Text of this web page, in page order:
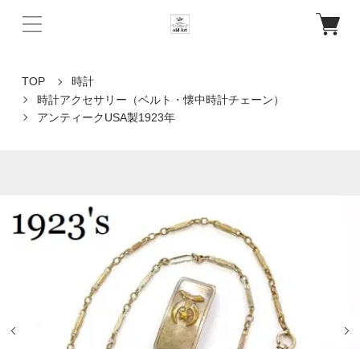
TOP
時計
時計アクセサリー（ベルト・懐中時計チェーン）
アンティークUSA製1923年